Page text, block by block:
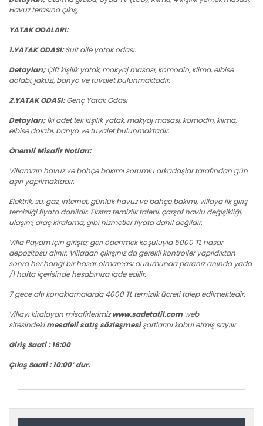
Havuz terasına çıkış,
YATAK ODALARI:
1.YATAK ODASI:Suit aile yatak odası.
Detayları;Çift kişilik yatak, makyaj masası, komodin, klima, elbise
dolabı, jakuzi, banyo ve tuvalet bulunmaktadır.
2.YATAK ODASI:Genç Yatak Odası
Detayları;İki adet tek kişilik yatak, makyaj masası, komodin, klima,
elbise dolabı, banyo ve tuvalet bulunmaktadır.
Önemli Misafir Notları:
Villamızın havuz ve bahçe bakımı sorumlu arkadaşlar tarafından gün
aşırı yapılmaktadır.
Elektrik, su, gaz, internet, günlük havuz ve bahçe bakımı, villaya ilk giriş
temizliği fiyata dahildir. Ekstra temizlik talebi, çarşaf havlu değişikliği,
ulaşım, araç kiralama, gibi hizmetler fiyata dahil değildir.
Villa Payam için girişte; geri ödenmek koşuluyla 5000 TL hasar
depozitosu alınır. Villadan çıkışınız da gerekli kontroller yapıldıktan
sonra her hangi bir hasar olmaması durumunda paranız anında yada
/1 hafta içerisinde hesabınıza iade edilir.
7 gece altı konaklamalarda 4000 TL temizlik ücreti talep edilmektedir.
Villayı kiralayan misafirlerimizwww.sadetatil.com web
sitesindekimesafeli satış sözleşmesişartlarını kabul etmiş sayılır.
Giriş Saati : 16:00
Çıkış Saati : 10:00’ dur.